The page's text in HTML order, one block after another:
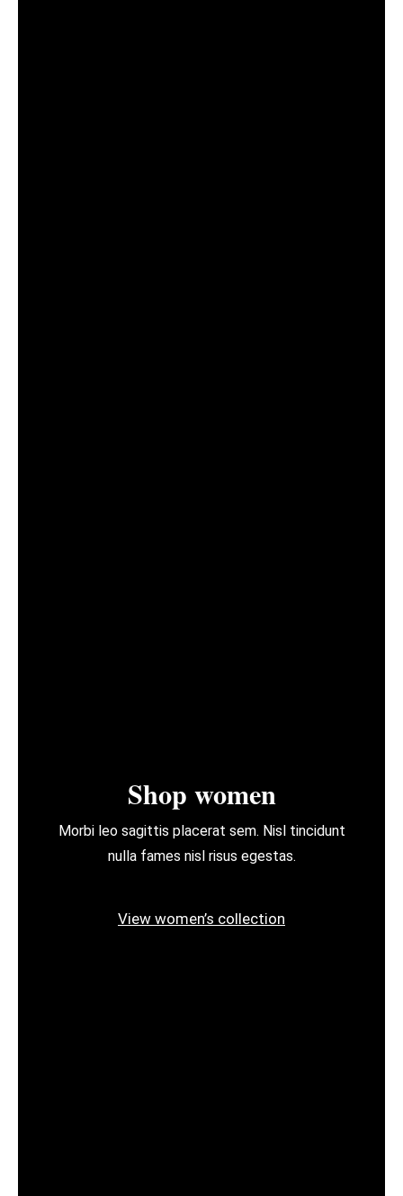
Shop women
Morbi leo sagittis placerat sem. Nisl tincidunt
nulla fames nisl risus egestas.
View women’s collection